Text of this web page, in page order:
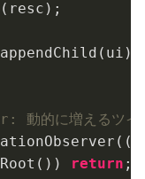
的に増えるツイー
(
return ;